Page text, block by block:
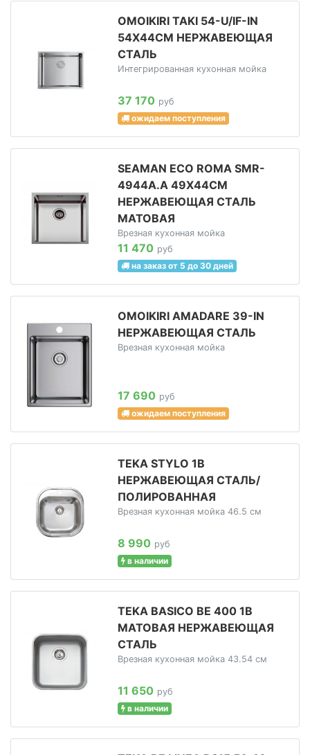
OMOIKIRI TAKI 54-U/IF-IN
54Х44СМ НЕРЖАВЕЮЩАЯ
СТАЛЬ
Интегрированная кухонная мойка
37 170 руб
ожидаем поступления
SEAMAN ECO ROMA SMR-
4944A.A 49Х44СМ
НЕРЖАВЕЮЩАЯ СТАЛЬ
МАТОВАЯ
Врезная кухонная мойка
11 470 руб
на заказ от 5 до 30 дней
OMOIKIRI AMADARE 39-IN
НЕРЖАВЕЮЩАЯ СТАЛЬ
Врезная кухонная мойка
17 690 руб
ожидаем поступления
TEKA STYLO 1B
НЕРЖАВЕЮЩАЯ СТАЛЬ/
ПОЛИРОВАННАЯ
Врезная кухонная мойка 46.5 см
8 990 руб
в наличии
TEKA BASICO BE 400 1B
МАТОВАЯ НЕРЖАВЕЮЩАЯ
СТАЛЬ
Врезная кухонная мойка 43.54 см
11 650 руб
в наличии